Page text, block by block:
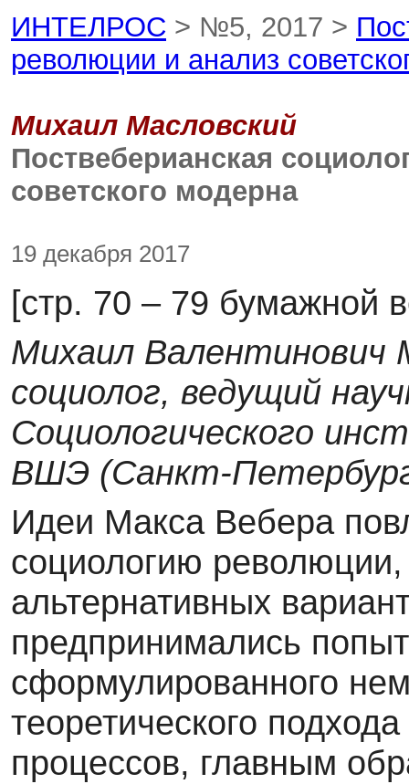
ИНТЕЛРОС > №5, 2017 >
революции и анализ
Михаил Масловский
Поствеберианская
советского модерна
19 декабря 2017
[стр. 70 – 79 бумажной
Михаил Валентинович
социолог, ведущий
Социологического
ВШЭ (Санкт-
Идеи Макса Вебера
социологию революции,
альтернативных
предпринимались
сформулированного
теоретического
процессов, главным